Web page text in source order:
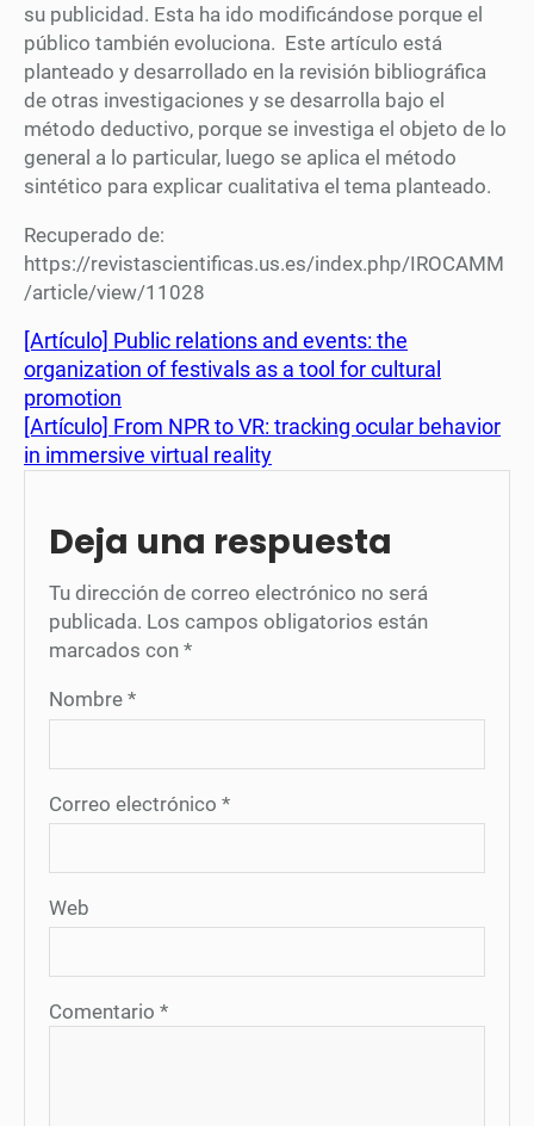
su publicidad. Esta ha ido modificándose porque el
público también evoluciona. Este artículo está
planteado y desarrollado en la revisión bibliográfica
de otras investigaciones y se desarrolla bajo el
método deductivo, porque se investiga el objeto de lo
general a lo particular, luego se aplica el método
sintético para explicar cualitativa el tema planteado.
Recuperado de:
https://revistascientificas.us.es/index.php/IROCAMM
/article/view/11028
[Artículo] Public relations and events: the
organization of festivals as a tool for cultural
promotion
[Artículo] From NPR to VR: tracking ocular behavior
in immersive virtual reality
Deja una respuesta
Tu dirección de correo electrónico no será
publicada. Los campos obligatorios están
marcados con *
Nombre *
Correo electrónico *
Web
Comentario *